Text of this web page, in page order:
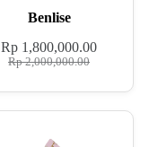
Benlise
Rp2,000,000.00
Rp 1,800,000.00